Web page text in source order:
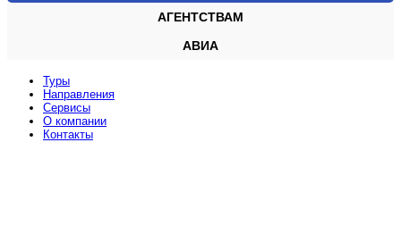
АГЕНТСТВАМ
АВИА
Туры
Направления
Сервисы
O компании
Контакты